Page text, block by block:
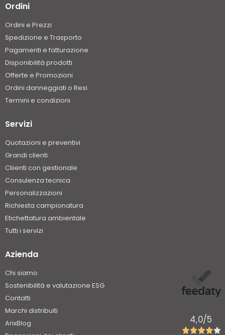
Ordini
Ordini e Prezzi
Spedizione e Trasporto
Pagamenti e fatturazione
Disponibilità prodotti
Offerte e Promozioni
Ordini danneggiati o Resi
Termini e condizioni
Servizi
Quotazioni e preventivi
Grandi clienti
Cliienti con gestionale
Consulenza tecnica
Personalizzazioni
Richiesta campionatura
Etichettatura ambientale
Tutti i servizi
Azienda
Chi siamo
Sostenibilità e valutazione ESG
Contatti
Marchi distribuiti
ArixBlog
4,0/5